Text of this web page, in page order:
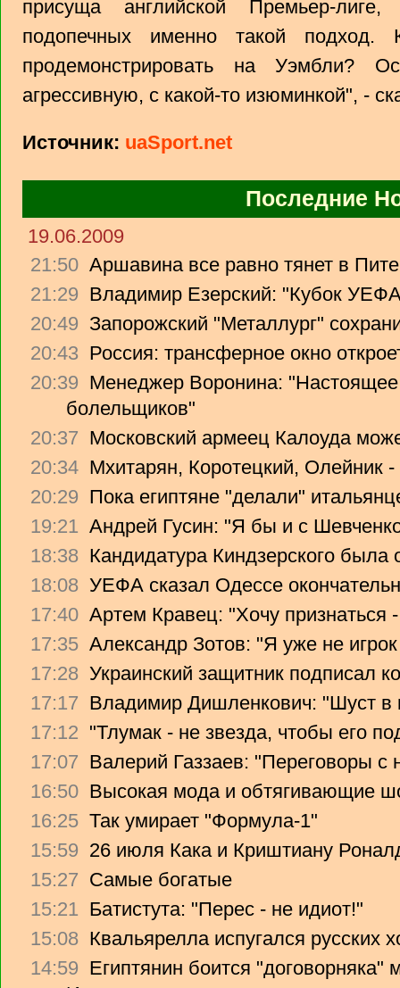
присуща английской Премьер-
подопечных именно такой подход.
продемонстрировать на Уэмбли?
агрессивную, с какой-то изюминкой", -
Источник: uaSport.net
Последние
19.06.2009
21:50 Аршавина все равно тянет в
21:29 Владимир Езерский: "Кубок
20:49 Запорожский "Металлург"
20:43 Россия: трансферное окно
20:39 Менеджер Воронина: "Настоящее
болельщиков"
20:37 Московский армеец Калоуда
20:34 Мхитарян, Коротецкий, Олейник -
20:29 Пока египтяне "делали"
19:21 Андрей Гусин: "Я бы и с
18:38 Кандидатура Киндзерского была
18:08 УЕФА сказал Одессе
17:40 Артем Кравец: "Хочу признаться
17:35 Александр Зотов: "Я уже не
17:28 Украинский защитник подписал
17:17 Владимир Дишленкович: "Шуст в
17:12 "Тлумак - не звезда, чтобы его
17:07 Валерий Газзаев: "Переговоры с
16:50 Высокая мода и обтягивающие
16:25 Так умирает "Формула-1"
15:59 26 июля Кака и Криштиану
15:27 Самые богатые
15:21 Батистута: "Перес - не идиот!"
15:08 Квальярелла испугался русских
14:59 Египтянин боится